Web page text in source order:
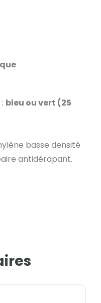
bleu ou vert (25
basse densité
antidérapant.